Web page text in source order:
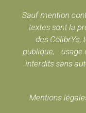
Sauf mention
textes sont la
des ColibrYs,
publique, usage
interdits sans
Mentions